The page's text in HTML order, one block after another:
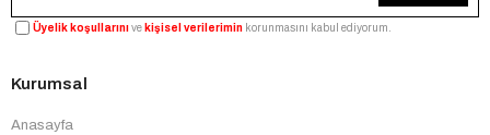
Üyelik koşullarınıve kişisel verilerimin korunmasını kabul ediyorum.
Kurumsal
Anasayfa